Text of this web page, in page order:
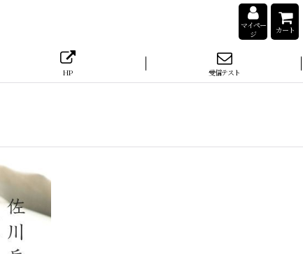
マイペー
ジ
カート
HP 受信テスト